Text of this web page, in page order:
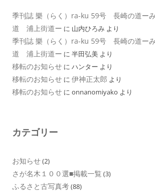
季刊誌 樂（らく）ra-ku 59号 長崎の道ー
道 浦上街道ー に 山内ひろみ より
季刊誌 樂（らく）ra-ku 59号 長崎の道ー
道 浦上街道ー に 半田弘美 より
移転のお知らせ に ハンター より
移転のお知らせ に 伊神正太郎 より
移転のお知らせ に onnanomiyako より
カテゴリー
お知らせ(2)
さが名木１００選■掲載一覧 (3)
ふるさと古写真考(88)